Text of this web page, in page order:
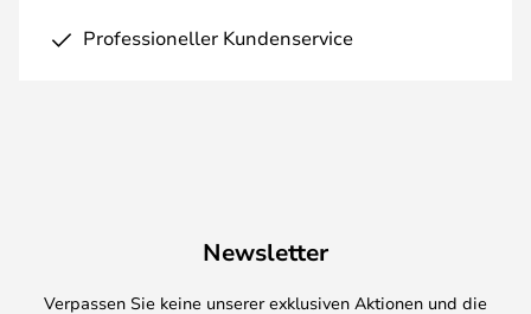
Professioneller Kundenservice
Newsletter
Verpassen Sie keine unserer exklusiven Aktionen und die